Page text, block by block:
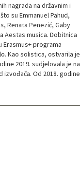
nagrada na državnim i
su Emmanuel Pahud,
Renata Penezić, Gaby
Aestas musica. Dobitnica
Erasmus+ programa
Kao solistica, ostvarila je
2019. sudjelovala je na
Od 2018. godine